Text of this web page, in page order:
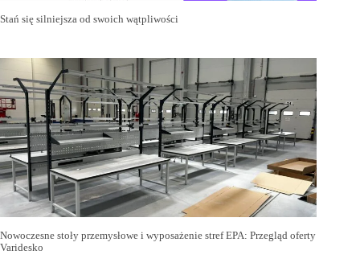
Stań się silniejsza od swoich wątpliwości
Nowoczesne stoły przemysłowe i wyposażenie stref EPA: Przegląd oferty
Varidesko